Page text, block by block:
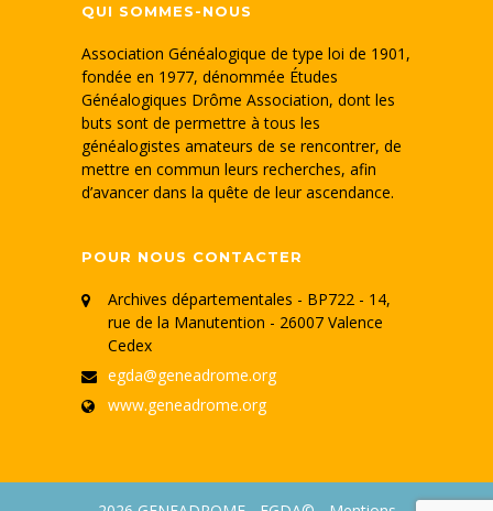
QUI SOMMES-NOUS
Association Généalogique de type loi de 1901,
fondée en 1977, dénommée Études
Généalogiques Drôme Association, dont les
buts sont de permettre à tous les
généalogistes amateurs de se rencontrer, de
mettre en commun leurs recherches, afin
d’avancer dans la quête de leur ascendance.
POUR NOUS CONTACTER
Archives départementales - BP722 - 14,
rue de la Manutention - 26007 Valence
Cedex
egda@geneadrome.org
www.geneadrome.org